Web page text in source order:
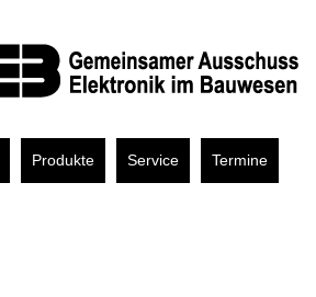
Produkte Service Termine